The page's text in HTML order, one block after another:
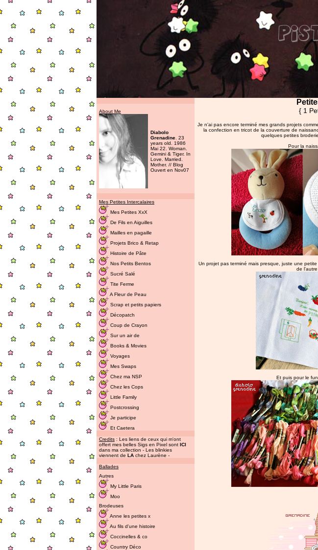
About Me
Diabolo
Grenadine . 23
years old. 1986
Mai 22. Woman.
Gemini & Tiger. In
Love. Married.
Mother. // Blog
Ouvert en Nov07
Mes Petites Intercalaires
Mes Petites XxX
De Fils en Aiguilles
Mailles en pagaille
Projets Brico & Retap
Histoire de Pâte
Nos Petits Bentos
Sucré Salé
Tite Ferme
A Fleur de Peau
Scrap et petits papiers
Décopatch
Coup de Crayon
Sur un air de
Books & Movies
Voyages
Mes Swaps
Chez ma NSP
Chez les Cops
Little Family
Postcrossing
Je participe
Et Caetera
Credits : Les liens de ceux qui m'ont
offert mes belles Sigs en Pixel sont ICI
dans ma collection - Les blinkies
viennent de LA chez Laurène -
Ballades
Autres
My Little Paris
Moo
Brodeuses
Anne les petites x
Au fils d'une histoire
Coccinelles & co
Country Déco
{ 1
Je n'ai pas encore terminé mes grands projets
la confection en tricot de la couverture de
quelques petites
Pour la
Un projet pas terminé mais presque, juste une
de
Et puis pour le